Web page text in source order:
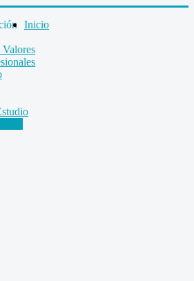
Inicio